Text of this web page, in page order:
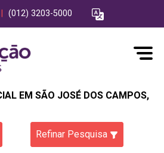
(012) 3203-5000
EM SÃO JOSÉ DOS CAMPOS,
Refinar Pesquisa